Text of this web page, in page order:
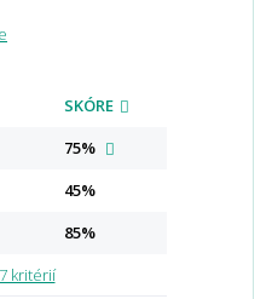
SKÓRE
75%
45%
85%
kritérií